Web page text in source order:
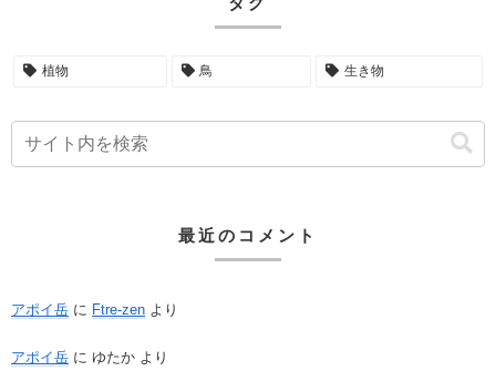
植物 鳥 生き物
最近のコメント
アポイ岳 に Ftre-zen より
アポイ岳 に ゆたか より